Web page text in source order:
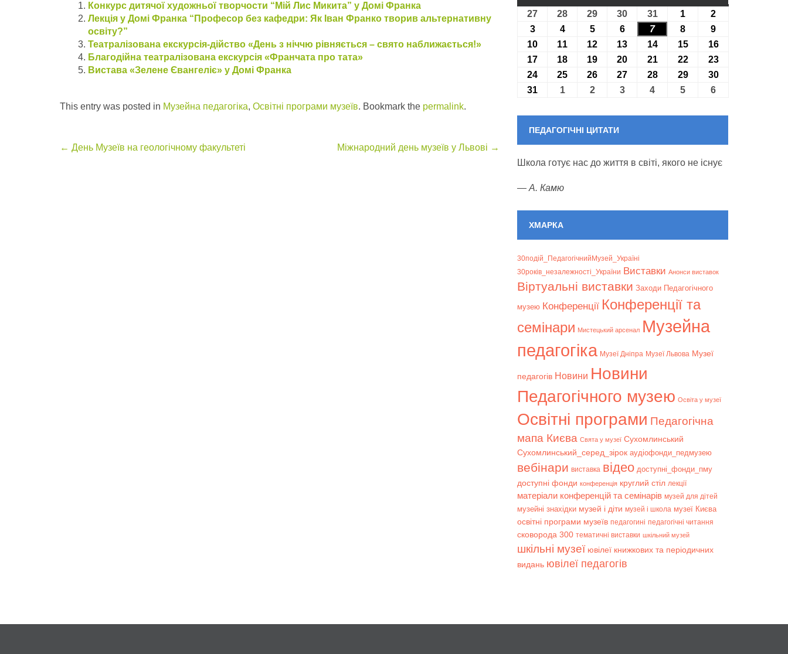
Конкурс дитячої художньої творчости “Мій Лис Микита” у Домі Франка
Лекція у Домі Франка “Професор без кафедри: Як Іван Франко творив альтернативну
освіту?”
Театралізована екскурсія-дійство «День з ніччю рівняється – свято наближається!»
Благодійна театралізована екскурсія «Франчата про тата»
Вистава «Зелене Євангеліє» у Домі Франка
This entry was posted in Музейна педагогіка, Освітні програми музеїв. Bookmark the permalink.
Post
← День Музеїв на геологічному факультеті Міжнародний день музеїв у Львові →
27 27.07.2026
28 28.07.2026
29 29.07.2026
30 30.07.2026
3131.07.2026
1 01.08.2026
2
303.08.2026
404.08.2026
505.08.2026
606.08.2026
707.08.2026
8 08.08.2026
9
10 10.08.2026
11 11.08.2026
12 12.08.2026
13 13.08.2026
1414.08.2026
1515.08.2026
1616.08.2026
17 17.08.2026
18 18.08.2026
19 19.08.2026
20 20.08.2026
2121.08.2026
2222.08.2026
2323.08.2026
24 24.08.2026
25 25.08.2026
26 26.08.2026
27 27.08.2026
2828.08.2026
2929.08.2026
3030.08.2026
31 31.08.2026
101.09.2026
202.09.2026
303.09.2026
4 04.09.2026
5 05.09.2026
6
ПЕДАГОГІЧНІ ЦИТАТИ
Школа готує нас до життя в світі, якого не існує
— А. Камю
ХМАРКА
30подій_ПедагогічнийМузей_Україні
30років_незалежності_України Bиставки Анонси виставок
Віртуальні виставки Заходи Педагогічного
музею Конференції Конференції та
семінари Мистецький арсенал Музейна
педагогіка Музеї Дніпра Музеї Львова Музеї
педагогів Новини Новини
Педагогічного музею Освіта у музеї
Освітні програми Педагогічна
мапа Києва Свята у музеї Сухомлинський
Сухомлинський_серед_зірок аудіофонди_педмузею
вебінари виставка відео доступні_фонди_пму
доступні фонди конференція круглий стіл лекції
матеріали конференцій та семінарів музей для дітей
музейні знахідки музей і діти музей і школа музеї Києва
освітні програми музеїв педагогині педагогічні читання
сковорода 300 тематичні виставки шкільний музей
шкільні музеї ювілеї книжкових та періодичних
видань ювілеї педагогів